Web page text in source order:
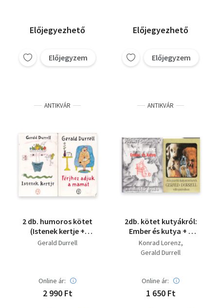
Előjegyezhető
Előjegyzem
Előjegyezhető
Előjegyzem
ANTIKVÁR
2 db. humoros kötet
(Istenek kertje +
Férjhez adjuk a
Gerald Durrell
Online ár:
2 990 Ft
ANTIKVÁR
2db. kötet kutyákról:
Ember és kutya + A
legszebb
kutyatörténetek
Konrad Lorenz
Gerald Durrell
Online ár:
1 650 Ft